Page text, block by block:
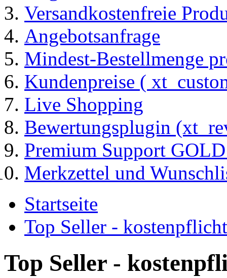
Versandkostenfreie
Angebotsanfrage
Mindest-Bestellmenge
Kundenpreise (
Live Shopping
Bewertungsplugin
Premium Support
Merkzettel und
Startseite
Top Seller -
Top Seller -